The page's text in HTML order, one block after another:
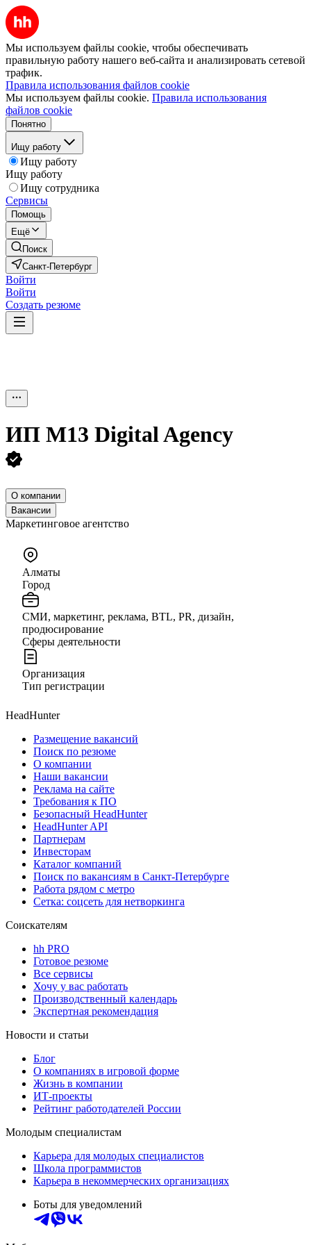
Мы используем файлы cookie, чтобы обеспечивать
правильную работу нашего веб-сайта и анализировать сетевой
трафик.
Правила использования файлов cookie
Мы используем файлы cookie. Правила использования
файлов cookie
Понятно
Ищу работу
Ищу работу
Ищу работу
Ищу сотрудника
Сервисы
Помощь
Ещё
Поиск
Санкт-Петербург
Войти
Войти
Создать резюме
ИП M13 Digital Agency
О компании
Вакансии
Маркетинговое агентство
Алматы
Город
СМИ, маркетинг, реклама, BTL, PR, дизайн,
продюсирование
Сферы деятельности
Организация
Тип регистрации
HeadHunter
Размещение вакансий
Поиск по резюме
О компании
Наши вакансии
Реклама на сайте
Требования к ПО
Безопасный HeadHunter
HeadHunter API
Партнерам
Инвесторам
Каталог компаний
Поиск по вакансиям в Санкт-Петербурге
Работа рядом с метро
Сетка: соцсеть для нетворкинга
Соискателям
hh PRO
Готовое резюме
Все сервисы
Хочу у вас работать
Производственный календарь
Экспертная рекомендация
Новости и статьи
Блог
О компаниях в игровой форме
Жизнь в компании
ИТ-проекты
Рейтинг работодателей России
Молодым специалистам
Карьера для молодых специалистов
Школа программистов
Карьера в некоммерческих организациях
Боты для уведомлений